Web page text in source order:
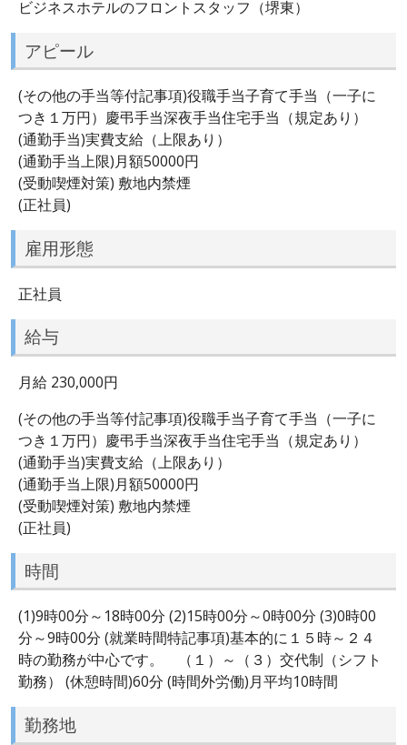
ビジネスホテルのフロントスタッフ（堺東）
アピール
(その他の手当等付記事項)役職手当子育て手当（一子に
つき１万円）慶弔手当深夜手当住宅手当（規定あり）
(通勤手当)実費支給（上限あり）
(通勤手当上限)月額50000円
(受動喫煙対策) 敷地内禁煙
(正社員)
雇用形態
正社員
給与
月給 230,000円
(その他の手当等付記事項)役職手当子育て手当（一子に
つき１万円）慶弔手当深夜手当住宅手当（規定あり）
(通勤手当)実費支給（上限あり）
(通勤手当上限)月額50000円
(受動喫煙対策) 敷地内禁煙
(正社員)
時間
(1)9時00分～18時00分 (2)15時00分～0時00分 (3)0時00
分～9時00分 (就業時間特記事項)基本的に１５時～２４
時の勤務が中心です。 （１）～（３）交代制（シフト
勤務） (休憩時間)60分 (時間外労働)月平均10時間
勤務地